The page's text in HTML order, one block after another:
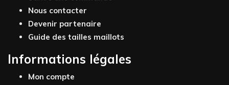
Nous contacter
Devenir partenaire
Guide des tailles maillots
Informations légales
Mon compte